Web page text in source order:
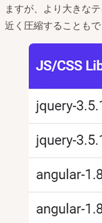
ますが、より大きな
近く圧縮することもで